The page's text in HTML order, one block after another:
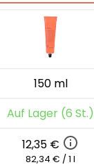
150 ml
Auf Lager (6 St.)
12,35 €
82,34 € / 1 l